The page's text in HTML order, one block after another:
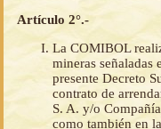
Artículo 2°.-
La COMIBOL
mineras
presente Decreto
contrato de
S. A. y/o
como también en